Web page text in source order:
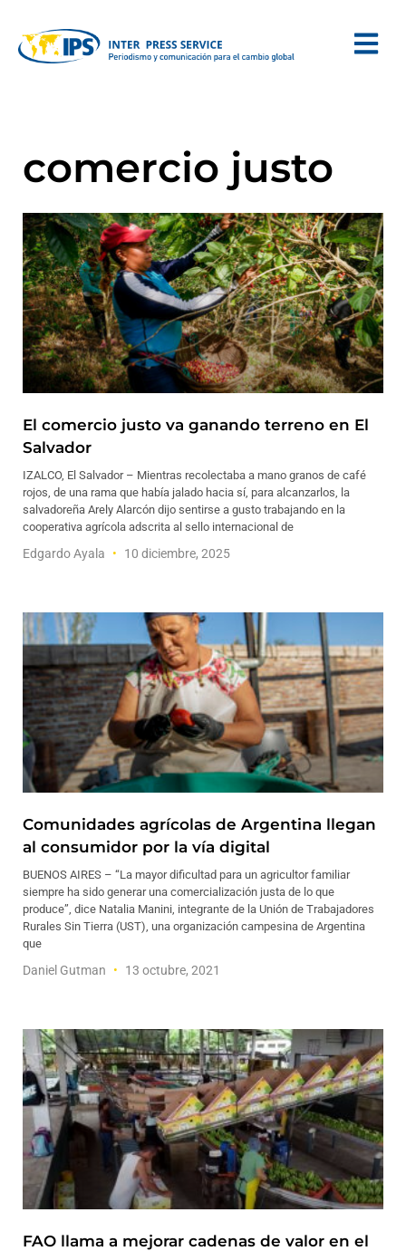
comercio justo
El comercio justo va ganando terreno en El
Salvador
IZALCO, El Salvador – Mientras recolectaba a mano granos de café
rojos, de una rama que había jalado hacia sí, para alcanzarlos, la
salvadoreña Arely Alarcón dijo sentirse a gusto trabajando en la
cooperativa agrícola adscrita al sello internacional de
Edgardo Ayala 10 diciembre, 2025
Comunidades agrícolas de Argentina llegan
al consumidor por la vía digital
BUENOS AIRES – “La mayor dificultad para un agricultor familiar
siempre ha sido generar una comercialización justa de lo que
produce”, dice Natalia Manini, integrante de la Unión de Trabajadores
Rurales Sin Tierra (UST), una organización campesina de Argentina
que
Daniel Gutman 13 octubre, 2021
FAO llama a mejorar cadenas de valor en el